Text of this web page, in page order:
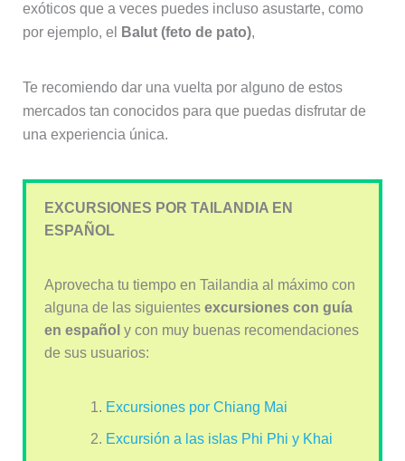
exóticos que a veces puedes incluso asustarte, como
por ejemplo, el
Balut (feto de pato),
Te recomiendo dar una vuelta por alguno de estos
mercados tan conocidos para que puedas disfrutar de
una experiencia única.
EXCURSIONES POR TAILANDIA EN
ESPAÑOL
Aprovecha tu tiempo en Tailandia al máximo con
alguna de las siguientes excursiones con guía
en español y con muy buenas recomendaciones
de sus usuarios:
Excursiones por Chiang Mai
Excursión a las islas Phi Phi y Khai